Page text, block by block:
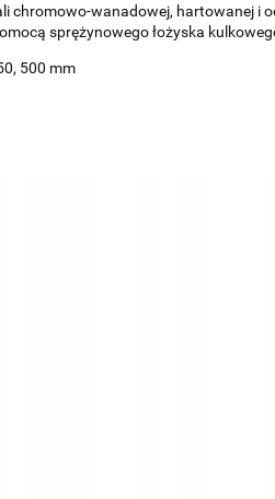
chromowo-wanadowej, hartowanej i
sprężynowego łożyska
500 mm